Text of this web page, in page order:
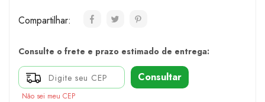
Compartilhar:
Consulte o frete e prazo estimado de entrega:
Consultar
Não sei meu CEP